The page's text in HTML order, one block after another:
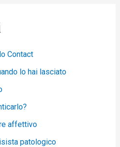
Contact
lo hai lasciato
affettivo
patologico